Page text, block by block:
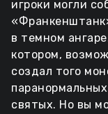
игроки могли
в темном
котором,
создал того
святых. Но вы